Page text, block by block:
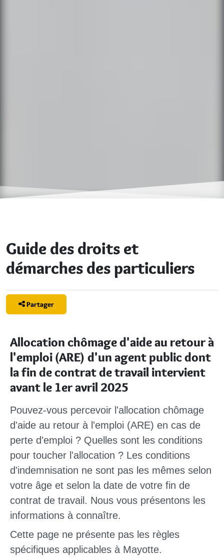
Guide des droits et
démarches des particuliers
Partager
Allocation chômage d'aide au retour à
l'emploi (ARE) d'un agent public dont
la fin de contrat de travail intervient
avant le 1er avril 2025
Pouvez-vous percevoir l'allocation chômage
d'aide au retour à l'emploi (ARE) en cas de
perte d'emploi ? Quelles sont les conditions
pour toucher l'allocation ? Les conditions
d'indemnisation ne sont pas les mêmes selon
votre âge et selon la date de votre fin de
contrat de travail. Nous vous présentons les
informations à connaître.
Cette page ne présente pas les règles
spécifiques applicables à Mayotte.